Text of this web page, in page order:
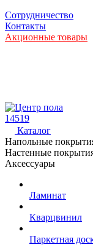
Сотрудничество
Контакты
Акционные товары
14519
Каталог
Напольные
Настенные
Аксессуары
Ламинат
Кварцвинил
Паркетная